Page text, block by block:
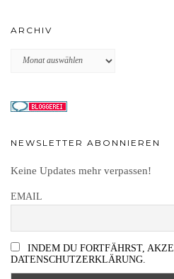
ARCHIV
Archiv
NEWSLETTER ABONNIEREN
Keine Updates mehr verpassen!
EMAIL
INDEM DU FORTFÄHRST,
DATENSCHUTZERKLÄRUNG.